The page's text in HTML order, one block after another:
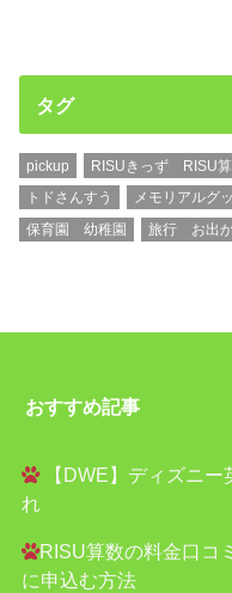
タグ
pickup RISUきっず RISU
トドさんすう
メモリアルグ
保育園 幼稚園
旅行 お出
おすすめ記事
【DWE】ディズニ
れ
RISU算数の料金口コ
に申込む方法